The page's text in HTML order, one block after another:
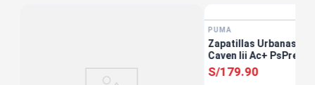
PUMA
Zapatillas Urbanas
Caven Iii Ac+ PsPre
S/179.90